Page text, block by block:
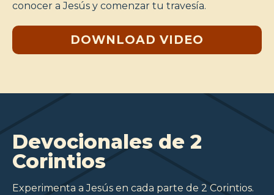
conocer a Jesús y comenzar tu travesía.
DOWNLOAD VIDEO
Devocionales de 2
Corintios
Experimenta a Jesús en cada parte de 2 Corintios.